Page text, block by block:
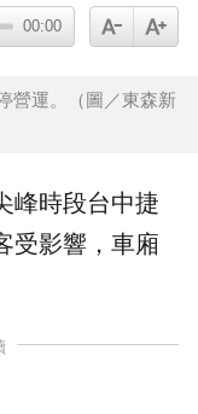
00:00
營運。（圖／東森新
峰時段台中捷
受影響，車廂